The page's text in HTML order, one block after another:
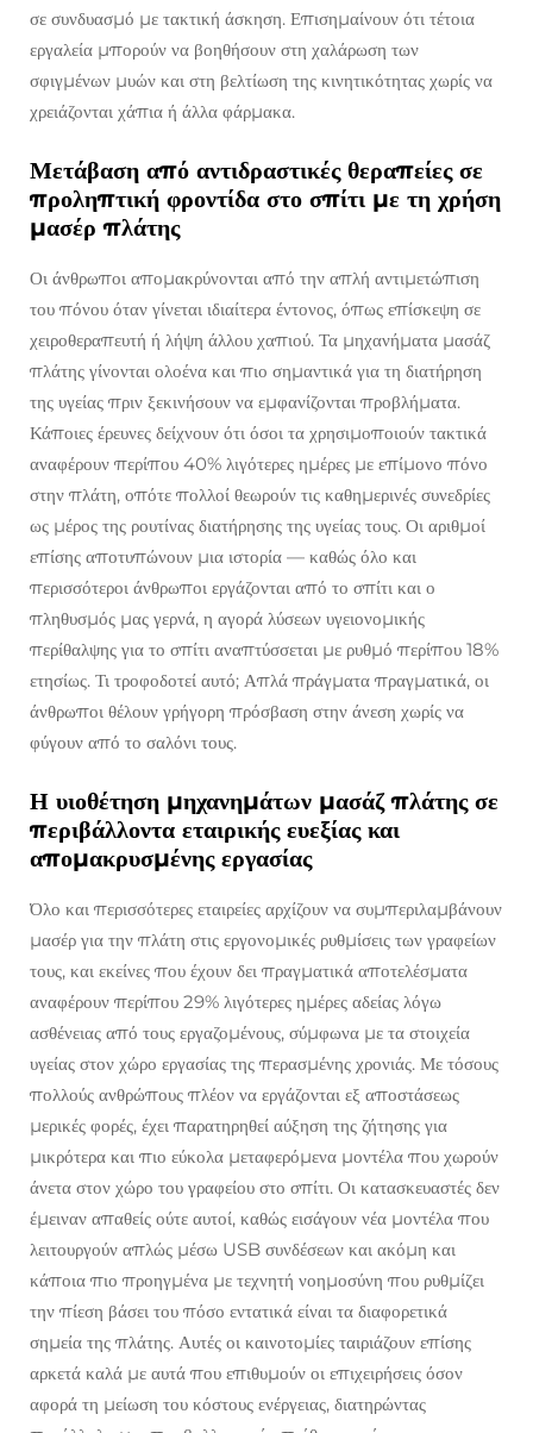
σε συνδυασμό με τακτική άσκηση. Επισημαίνουν ότι τέτοια
εργαλεία μπορούν να βοηθήσουν στη χαλάρωση των
σφιγμένων μυών και στη βελτίωση της κινητικότητας χωρίς να
χρειάζονται χάπια ή άλλα φάρμακα.
Μετάβαση από αντιδραστικές θεραπείες σε
προληπτική φροντίδα στο σπίτι με τη χρήση
μασέρ πλάτης
Οι άνθρωποι απομακρύνονται από την απλή αντιμετώπιση
του πόνου όταν γίνεται ιδιαίτερα έντονος, όπως επίσκεψη σε
χειροθεραπευτή ή λήψη άλλου χαπιού. Τα μηχανήματα μασάζ
πλάτης γίνονται ολοένα και πιο σημαντικά για τη διατήρηση
της υγείας πριν ξεκινήσουν να εμφανίζονται προβλήματα.
Κάποιες έρευνες δείχνουν ότι όσοι τα χρησιμοποιούν τακτικά
αναφέρουν περίπου 40% λιγότερες ημέρες με επίμονο πόνο
στην πλάτη, οπότε πολλοί θεωρούν τις καθημερινές συνεδρίες
ως μέρος της ρουτίνας διατήρησης της υγείας τους. Οι αριθμοί
επίσης αποτυπώνουν μια ιστορία — καθώς όλο και
περισσότεροι άνθρωποι εργάζονται από το σπίτι και ο
πληθυσμός μας γερνά, η αγορά λύσεων υγειονομικής
περίθαλψης για το σπίτι αναπτύσσεται με ρυθμό περίπου 18%
ετησίως. Τι τροφοδοτεί αυτό; Απλά πράγματα πραγματικά, οι
άνθρωποι θέλουν γρήγορη πρόσβαση στην άνεση χωρίς να
φύγουν από το σαλόνι τους.
Η υιοθέτηση μηχανημάτων μασάζ πλάτης σε
περιβάλλοντα εταιρικής ευεξίας και
απομακρυσμένης εργασίας
Όλο και περισσότερες εταιρείες αρχίζουν να συμπεριλαμβάνουν
μασέρ για την πλάτη στις εργονομικές ρυθμίσεις των γραφείων
τους, και εκείνες που έχουν δει πραγματικά αποτελέσματα
αναφέρουν περίπου 29% λιγότερες ημέρες αδείας λόγω
ασθένειας από τους εργαζομένους, σύμφωνα με τα στοιχεία
υγείας στον χώρο εργασίας της περασμένης χρονιάς. Με τόσους
πολλούς ανθρώπους πλέον να εργάζονται εξ αποστάσεως
μερικές φορές, έχει παρατηρηθεί αύξηση της ζήτησης για
μικρότερα και πιο εύκολα μεταφερόμενα μοντέλα που χωρούν
άνετα στον χώρο του γραφείου στο σπίτι. Οι κατασκευαστές δεν
έμειναν απαθείς ούτε αυτοί, καθώς εισάγουν νέα μοντέλα που
λειτουργούν απλώς μέσω USB συνδέσεων και ακόμη και
κάποια πιο προηγμένα με τεχνητή νοημοσύνη που ρυθμίζει
την πίεση βάσει του πόσο εντατικά είναι τα διαφορετικά
σημεία της πλάτης. Αυτές οι καινοτομίες ταιριάζουν επίσης
αρκετά καλά με αυτά που επιθυμούν οι επιχειρήσεις όσον
αφορά τη μείωση του κόστους ενέργειας, διατηρώντας